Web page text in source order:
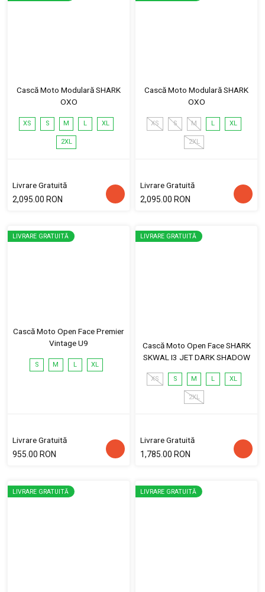
Cască Moto Modulară SHARK
OXO
XS S M L XL
2XL
Livrare Gratuită
2,095.00 RON
Cască Moto Modulară SHARK
OXO
XS S M L XL
2XL
Livrare Gratuită
2,095.00 RON
LIVRARE GRATUITĂ
Cască Moto Open Face Premier
Vintage U9
S M L XL
Livrare Gratuită
955.00 RON
LIVRARE GRATUITĂ
Cască Moto Open Face SHARK
SKWAL I3 JET DARK SHADOW
XS S M L XL
2XL
Livrare Gratuită
1,785.00 RON
LIVRARE GRATUITĂ LIVRARE GRATUITĂ